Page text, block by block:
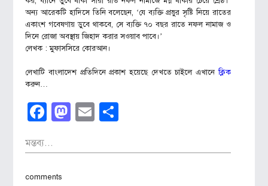
অন্য আরেকটি হাদিসে তিনি বলেছেন, ‘যে ব্যক্তি প্রভুর সৃষ্টি নিয়ে রাতের
একাংশ গবেষণায় ডুবে থাকবে, সে ব্যক্তি ৭০ বছর রাতে নফল নামাজ ও
দিনে রোজা অবস্থায় জিহাদ করার সওয়াব পাবে।’
লেখক : মুফাসসিরে কোরআন।
লেখাটি বাংলাদেশ প্রতিদিনে প্রকাশ হয়েছে দেখতে চাইলে এখানেক্লিক
করুন…
Facebook
Mastodon
Email
মন্তব্য...
comments